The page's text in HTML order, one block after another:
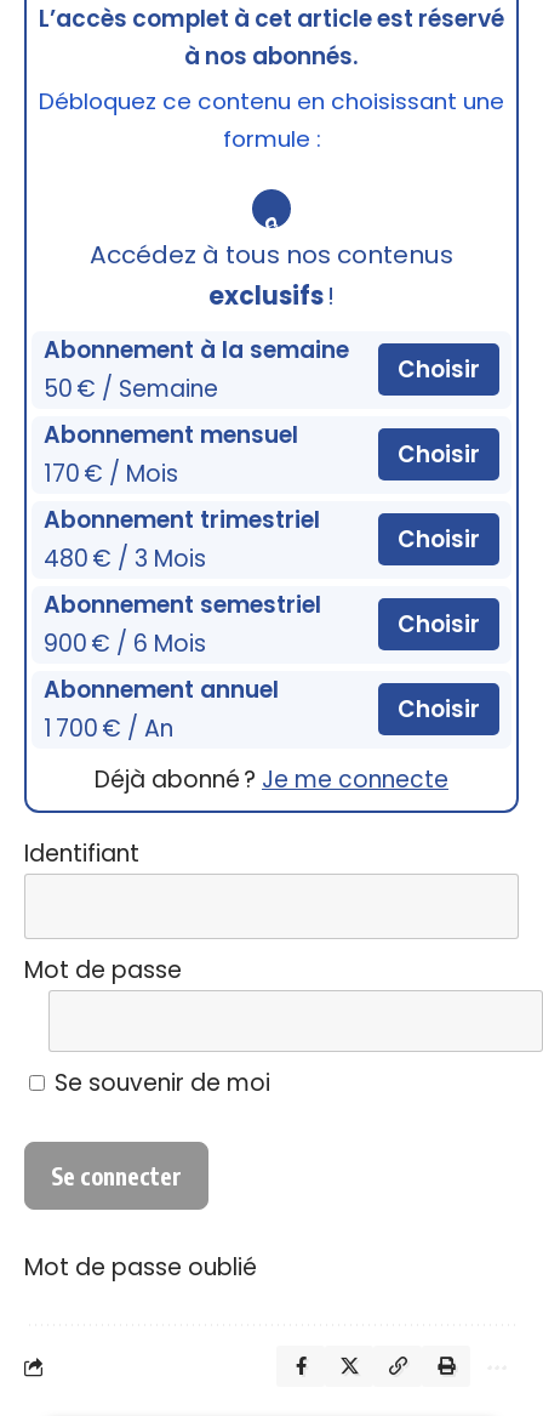
L’accès complet à cet article est réservé
à nos abonnés.
Débloquez ce contenu en choisissant une
formule :
🔒
Accédez à tous nos contenus
exclusifs!
Abonnement à la semaine
50 € / Semaine
Choisir
Abonnement mensuel
170 € / Mois
Choisir
Abonnement trimestriel
480 € / 3 Mois
Choisir
Abonnement semestriel
900 € / 6 Mois
Choisir
Abonnement annuel
1 700 € / An
Choisir
Déjà abonné ? Je me connecte
Identifiant
Mot de passe
Se souvenir de moi
Mot de passe oublié